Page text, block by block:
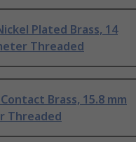
Plated Brass, 14
Threaded
Brass, 15.8 mm
Threaded